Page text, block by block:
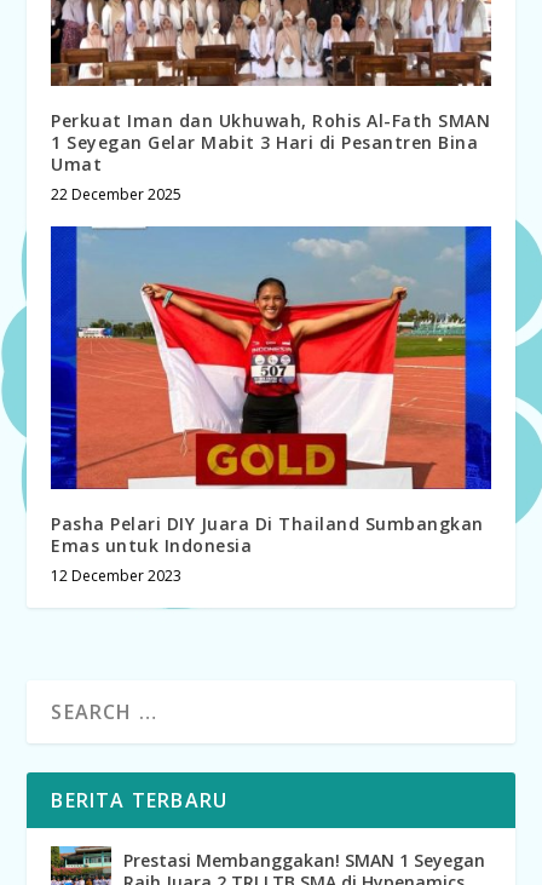
Perkuat Iman dan Ukhuwah, Rohis Al-Fath SMAN
1 Seyegan Gelar Mabit 3 Hari di Pesantren Bina
Umat
22 December 2025
Pasha Pelari DIY Juara Di Thailand Sumbangkan
Emas untuk Indonesia
12 December 2023
BERITA TERBARU
Prestasi Membanggakan! SMAN 1 Seyegan